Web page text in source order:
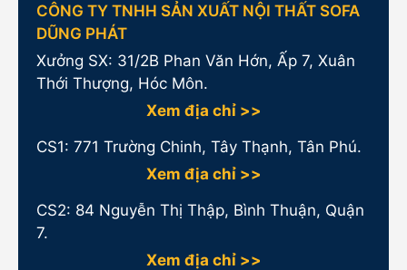
CÔNG TY TNHH SẢN XUẤT NỘI THẤT SOFA
DŨNG PHÁT
Xưởng SX: 31/2B Phan Văn Hớn, Ấp 7, Xuân
Thới Thượng, Hóc Môn.
Xem địa chỉ >>
CS1: 771 Trường Chinh, Tây Thạnh, Tân Phú.
Xem địa chỉ >>
CS2: 84 Nguyễn Thị Thập, Bình Thuận, Quận
7.
Xem địa chỉ >>